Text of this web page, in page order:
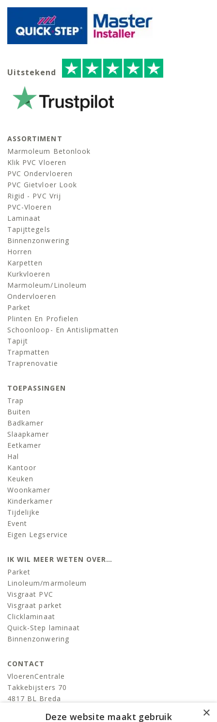
Uitstekend
ASSORTIMENT
Marmoleum Betonlook
Klik PVC Vloeren
PVC Ondervloeren
PVC Gietvloer Look
Rigid - PVC Vrij
PVC-Vloeren
Laminaat
Tapijttegels
Binnenzonwering
Horren
Karpetten
Kurkvloeren
Marmoleum/linoleum
Ondervloeren
Parket
Plinten En Profielen
Schoonloop- En Antislipmatten
Tapijt
Trapmatten
Traprenovatie
TOEPASSINGEN
Trap
Buiten
Badkamer
Slaapkamer
Eetkamer
Hal
Kantoor
Keuken
Woonkamer
Kinderkamer
Tijdelijke
Event
Eigen Legservice
IK WIL MEER WETEN OVER…
Parket
Linoleum/marmoleum
Visgraat PVC
Visgraat parket
Clicklaminaat
Quick-Step laminaat
Binnenzonwering
CONTACT
VloerenCentrale
Takkebijsters 70
4817 BL Breda
×
Deze website maakt gebruik